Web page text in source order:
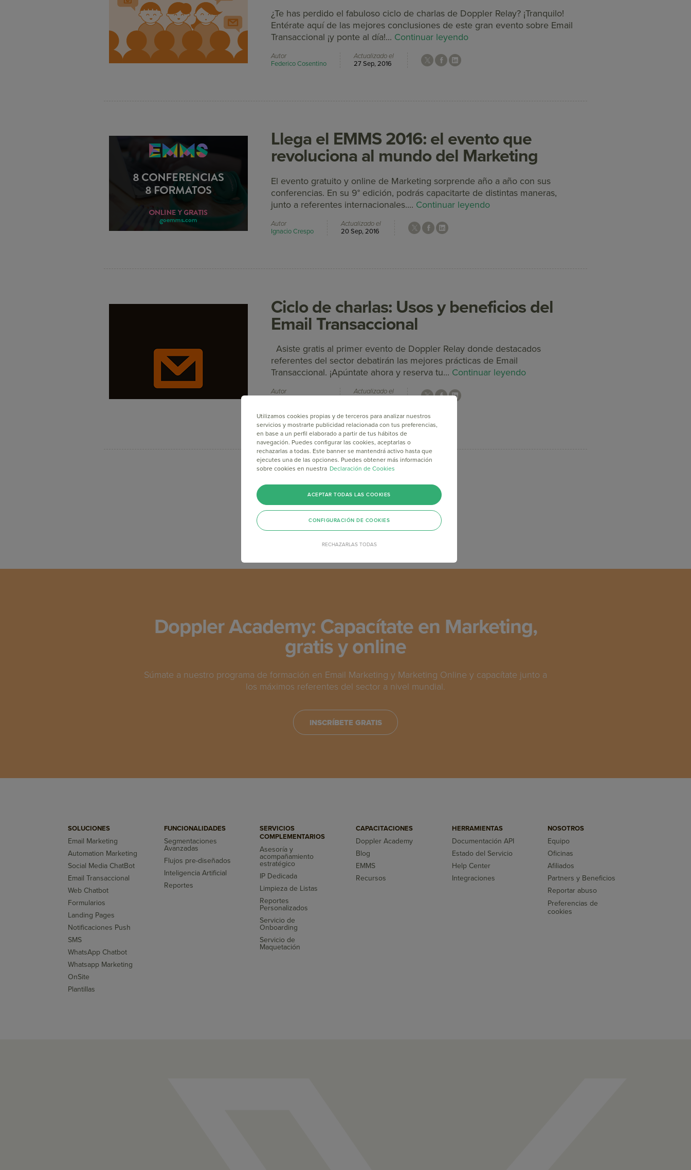
¿Te has perdido el fabuloso ciclo de charlas de Doppler Relay? ¡Tranquilo!
Entérate aquí de las mejores conclusiones de este gran evento sobre Email
Transaccional ¡y ponte al día!... Continuar leyendo
Autor
Federico Cosentino
Actualizado el
27 Sep, 2016
Llega el EMMS 2016: el evento que
revoluciona al mundo del Marketing
El evento gratuito y online de Marketing sorprende año a año con sus
conferencias. En su 9° edición, podrás capacitarte de distintas maneras,
junto a referentes internacionales.... Continuar leyendo
Autor
Ignacio Crespo
Actualizado el
20 Sep, 2016
Ciclo de charlas: Usos y beneficios del
Email Transaccional
Asiste gratis al primer evento de Doppler Relay donde destacados
referentes del sector debatirán las mejores prácticas de Email
Transaccional. ¡Apúntate ahora y reserva tu... Continuar leyendo
Autor
Actualizado el
< 1 2
Doppler Academy: Capacítate en Marketing,
gratis y online
Súmate a nuestro programa de formación en Email Marketing y Marketing Online y capacítate junto a
los máximos referentes del sector a nivel mundial.
INSCRÍBETE GRATIS
SOLUCIONES
Email Marketing
Automation Marketing
Social Media ChatBot
Email Transaccional
Web Chatbot
Formularios
Landing Pages
Notificaciones Push
SMS
WhatsApp Chatbot
Whatsapp Marketing
OnSite
Plantillas
FUNCIONALIDADES
Segmentaciones
Avanzadas
Flujos pre-diseñados
Inteligencia Artificial
Reportes
SERVICIOS
COMPLEMENTARIOS
Asesoría y
acompañamiento
estratégico
IP Dedicada
Limpieza de Listas
Reportes
Personalizados
Servicio de
Onboarding
Servicio de
Maquetación
CAPACITACIONES
Doppler Academy
Blog
EMMS
Recursos
HERRAMIENTAS
Documentación API
Estado del Servicio
Help Center
Integraciones
NOSOTROS
Equipo
Oficinas
Afiliados
Partners y Beneficios
Reportar abuso
Preferencias de
cookies
Utilizamos cookies propias y de terceros para analizar nuestros
servicios y mostrarte publicidad relacionada con tus preferencias,
en base a un perfil elaborado a partir de tus hábitos de
navegación. Puedes configurar las cookies, aceptarlas o
rechazarlas a todas. Este banner se mantendrá activo hasta que
ejecutes una de las opciones. Puedes obtener más información
sobre cookies en nuestra Declaración de Cookies
RECHAZARLAS TODAS
ACEPTAR TODAS LAS COOKIES
CONFIGURACIÓN DE COOKIES